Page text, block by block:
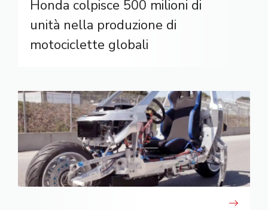
Honda colpisce 500 milioni di
unità nella produzione di
motociclette globali